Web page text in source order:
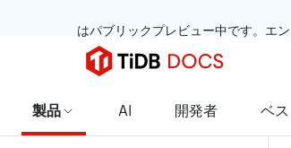
はパブリックプレビュー中です。エ
製品 AI 開発者 ベ